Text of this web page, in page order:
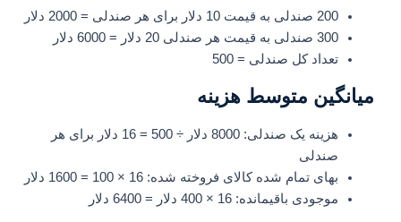
200 صندلی به قیمت 10 دلار برای هر صندلی = 2000 دلار
300 صندلی به قیمت هر صندلی 20 دلار = 6000 دلار
تعداد کل صندلی = 500
میانگین متوسط هزینه
هزینه یک صندلی: 8000 دلار ÷ 500 = 16 دلار برای هر
صندلی
بهای تمام شده کالای فروخته شده: 16 × 100 = 1600 دلار
موجودی باقیمانده: 16 × 400 دلار = 6400 دلار